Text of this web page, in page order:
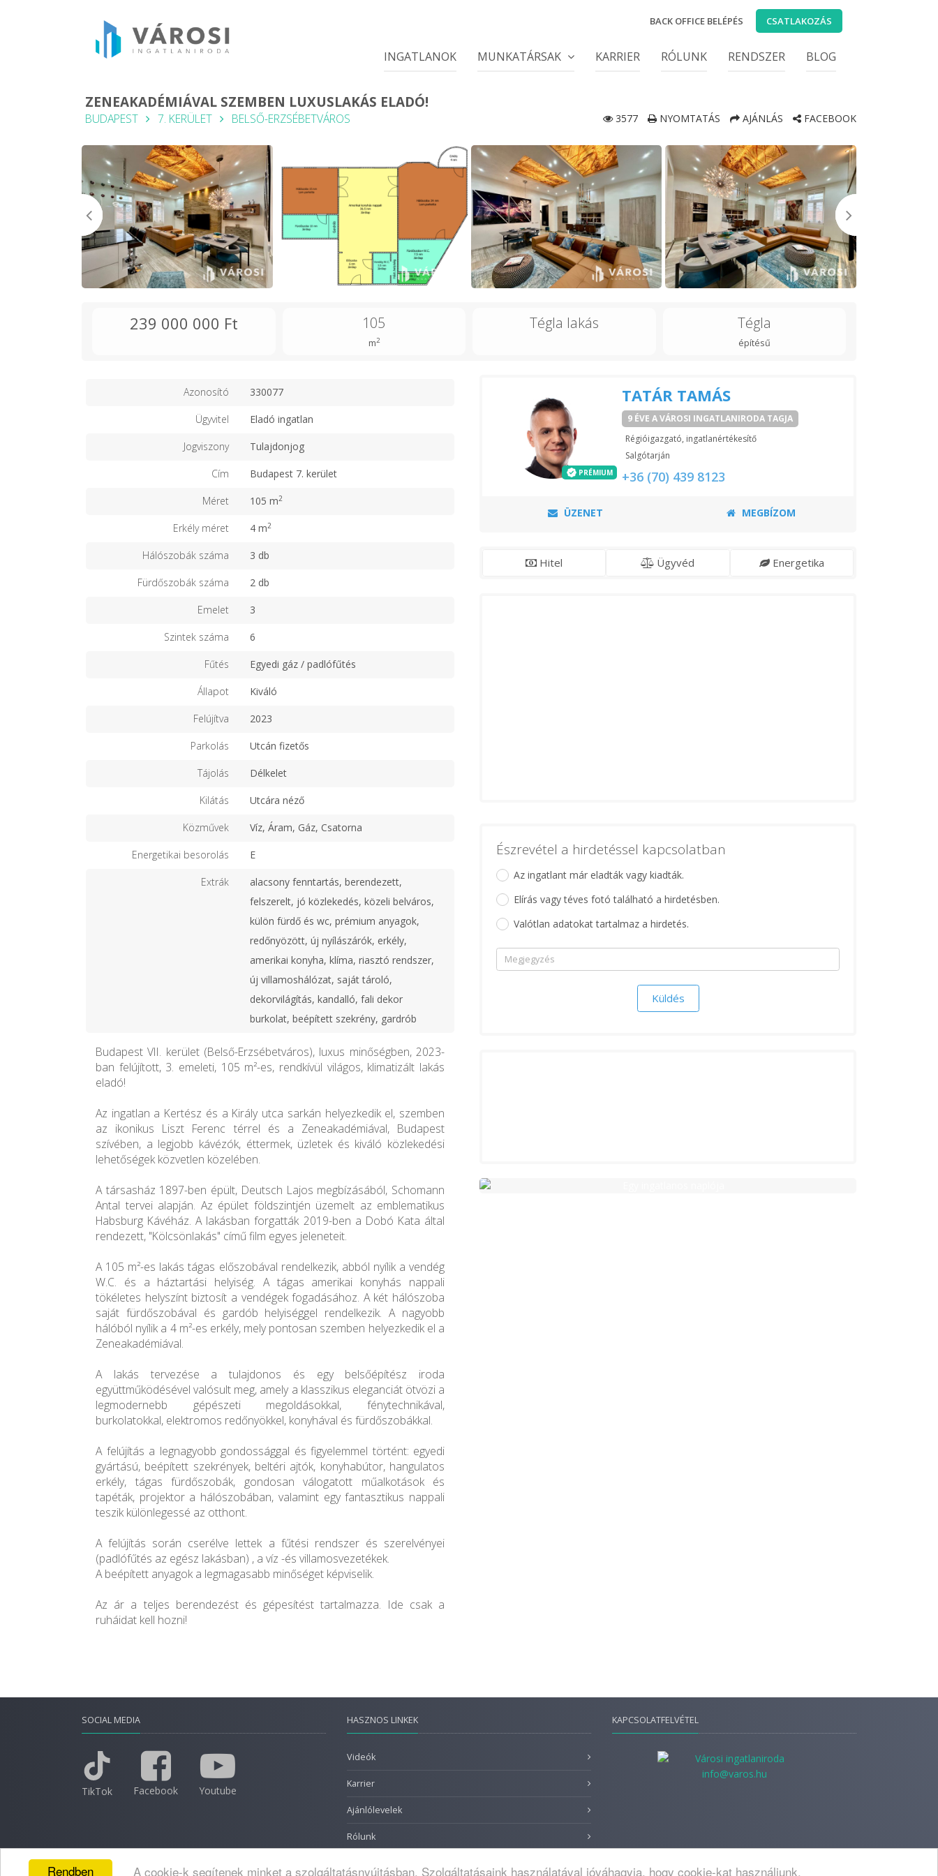
Rendben A cookie-k segítenek minket a szolgáltatásnyújtásban. Szolgáltatásaink használatával jóváhagyja, hogy cookie-kat használjunk.
BACK OFFICE BELÉPÉS CSATLAKOZÁS
INGATLANOK MUNKATÁRSAK KARRIER RÓLUNK RENDSZER BLOG
ZENEAKADÉMIÁVAL SZEMBEN LUXUSLAKÁS ELADÓ!
BUDAPEST 7. KERÜLET BELSŐ-ERZSÉBETVÁROS 3577 NYOMTATÁS AJÁNLÁS FACEBOOK
239 000 000 Ft 105
m2
Tégla lakás Tégla
építésű
Azonosító 330077
Ügyvitel Eladó ingatlan
Jogviszony Tulajdonjog
Cím Budapest 7. kerület
Méret 105 m2
Erkély méret 4 m2
Hálószobák száma 3 db
Fürdőszobák száma 2 db
Emelet 3
Szintek száma 6
Fűtés Egyedi gáz / padlófűtés
Állapot Kiváló
Felújítva 2023
Parkolás Utcán fizetős
Tájolás Délkelet
Kilátás Utcára néző
Közművek Víz, Áram, Gáz, Csatorna
Energetikai besorolás E
Extrák
alacsony fenntartás, berendezett,
felszerelt, jó közlekedés, közeli belváros,
külön fürdő és wc, prémium anyagok,
redőnyözött, új nyílászárók, erkély,
amerikai konyha, klíma, riasztó rendszer,
új villamoshálózat, saját tároló,
dekorvilágítás, kandalló, fali dekor
burkolat, beépített szekrény, gardrób
Budapest VII. kerület (Belső-Erzsébetváros), luxus minőségben, 2023-
ban felújított, 3. emeleti, 105 m²-es, rendkívül világos, klimatizált lakás
eladó!
Az ingatlan a Kertész és a Király utca sarkán helyezkedik el, szemben
az ikonikus Liszt Ferenc térrel és a Zeneakadémiával, Budapest
szívében, a legjobb kávézók, éttermek, üzletek és kiváló közlekedési
lehetőségek közvetlen közelében.
A társasház 1897-ben épült, Deutsch Lajos megbízásából, Schomann
Antal tervei alapján. Az épület földszintjén üzemelt az emblematikus
Habsburg Kávéház. A lakásban forgatták 2019-ben a Dobó Kata által
rendezett, "Kölcsönlakás" című film egyes jeleneteit.
A 105 m²-es lakás tágas előszobával rendelkezik, abból nyílik a vendég
W.C. és a háztartási helyiség. A tágas amerikai konyhás nappali
tökéletes helyszínt biztosít a vendégek fogadásához. A két hálószoba
saját fürdőszobával és gardób helyiséggel rendelkezik. A nagyobb
hálóból nyílik a 4 m²-es erkély, mely pontosan szemben helyezkedik el a
Zeneakadémiával.
A lakás tervezése a tulajdonos és egy belsőépítész iroda
együttműködésével valósult meg, amely a klasszikus eleganciát ötvözi a
legmodernebb gépészeti megoldásokkal, fénytechnikával,
burkolatokkal, elektromos redőnyökkel, konyhával és fürdőszobákkal.
A felújítás a legnagyobb gondossággal és figyelemmel történt: egyedi
gyártású, beépített szekrények, beltéri ajtók, konyhabútor, hangulatos
erkély, tágas fürdőszobák, gondosan válogatott műalkotások és
tapéták, projektor a hálószobában, valamint egy fantasztikus nappali
teszik különlegessé az otthont.
A felújítás során cserélve lettek a fűtési rendszer és szerelvényei
(padlófűtés az egész lakásban) , a víz -és villamosvezetékek.
A beépített anyagok a legmagasabb minőséget képviselik.
Az ár a teljes berendezést és gépesítést tartalmazza. Ide csak a
ruháidat kell hozni!
PRÉMIUM
TATÁR TAMÁS
9 ÉVE A VÁROSI INGATLANIRODA TAGJA
Régióigazgató, ingatlanértékesítő
Salgótarján
+36 (70) 439 8123
ÜZENET MEGBÍZOM
Hitel Ügyvéd Energetika
Észrevétel a hirdetéssel kapcsolatban
Az ingatlant már eladták vagy kiadták.
Elírás vagy téves fotó található a hirdetésben.
Valótlan adatokat tartalmaz a hirdetés.
SOCIAL MEDIA
TikTok Facebook Youtube
HASZNOS LINKEK
Videók
Karrier
Ajánlólevelek
Rólunk
KAPCSOLATFELVÉTEL
info@varos.hu
2026 © Minden jog fenntartva. Adatkezelési nyilatkozat